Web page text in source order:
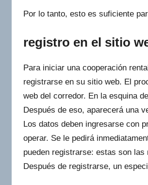
Por lo tanto, esto es suficiente
registro en el sitio
Para iniciar una cooperación
registrarse en su sitio web. El
web del corredor. En la esquina
Después de eso, aparecerá una
Los datos deben ingresarse con
operar. Se le pedirá
pueden registrarse: estas son
Después de registrarse, un